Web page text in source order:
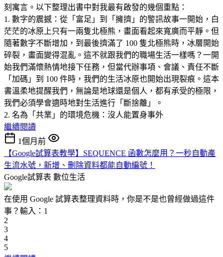
刻寓言。以下整理出書中對我最有啟發的幾個重點：
1. 數字的震撼：從「富足」到「擁擠」的警訊故事一開始，白
茫茫的冰原上只有一兩隻北極熊，畫面看起來寬廣而平靜。但
隨著數字不斷增加，到最後擠滿了 100 隻北極熊時，冰層開始
碎裂，畫面變得混亂。這不就跟我們的職場生活一樣嗎？一開
始我們滿懷熱情地接下任務，但當代辦事項、會議、責任不斷
「加碼」到 100 件時，我們的生活冰原也開始出現裂痕。這本
書溫柔地提醒我們，無論是地球還是個人，都有承受的極限，
我們必須學會適時地對生活進行「斷捨離」。
2. 名為「共業」的環境危機：沒人能置身事外
繼續閱讀
1個月前
【Google試算表教學】SEQUENCE 函數怎麼用？一秒自動產
生流水號，新增、刪除資料都能自動編號！
Google試算表 數位生活
在使用 Google 試算表整理資料時，你是不是也曾經做過這件
事？輸入：1
2
3
4
5